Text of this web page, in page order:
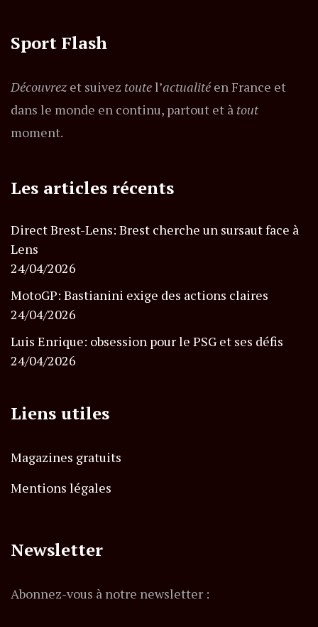
Sport Flash
Découvrez et suivez toutel’actualitéen France et
dans le monde en continu, partout et à tout
moment.
Les articles récents
Direct Brest-Lens: Brest cherche un sursaut face à
Lens
24/04/2026
MotoGP: Bastianini exige des actions claires
24/04/2026
Luis Enrique: obsession pour le PSG et ses défis
24/04/2026
Liens utiles
Magazines gratuits
Mentions légales
Newsletter
Abonnez-vous à notre newsletter :